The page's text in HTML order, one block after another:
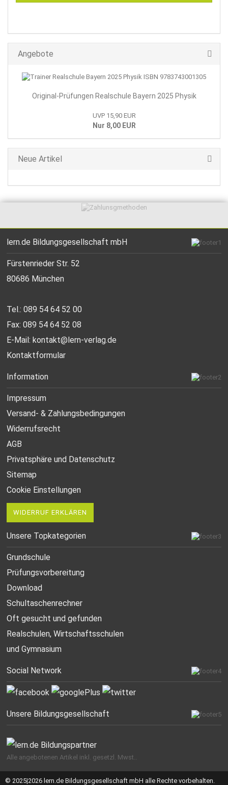
Angebote
Original-Prüfungen Realschule Bayern 2025 Physik
UVP 15,90 EUR
Nur 8,00 EUR
Neue Artikel
lern.de Bildungsgesellschaft mbH
Fürstenrieder Str. 52
80686 München
Tel.: 089 54 64 52 00
Fax: 089 54 64 52 08
E-Mail:kontakt@lern-verlag.de
Kontaktformular
Information
Impressum
Versand- & Zahlungsbedingungen
Widerrufsrecht
AGB
Privatsphäre und Datenschutz
Sitemap
Cookie Einstellungen
WIDERRUF ERKLÄREN
Unsere Topkategorien
Grundschule
Prüfungsvorbereitung
Download
Schultaschenrechner
Oft gesucht und gefunden
Realschulen,Wirtschaftsschulen
und Gymnasium
Social Network
Unsere Bildungsgesellschaft
Alle angebotenen Artikel inkl. gesetzl. Mwst..
© 2025|2026 lern.de Bildungsgesellschaft mbH alle Rechte vorbehalten.